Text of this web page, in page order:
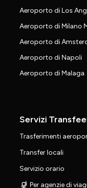
Aeroporto di Los
Aeroporto di Milano
Aeroporto di
Aeroporto di Napoli
Aeroporto di Malaga
Servizi
Trasferimenti
Transfer locali
Servizio orario
Per agenzie di